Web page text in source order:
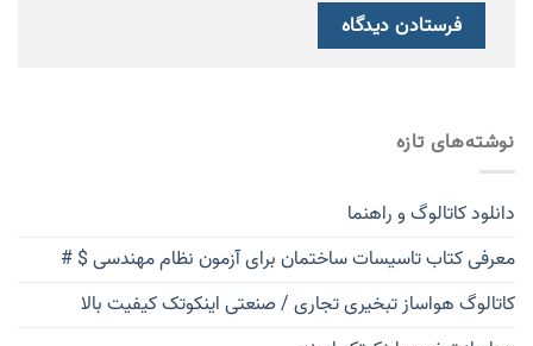
نوشته‌های تازه
دانلود کاتالوگ و راهنما
معرفی کتاب تاسیسات ساختمان برای آزمون نظام مهندسی $ #
کاتالوگ هواساز تبخیری تجاری / صنعتی اینکوتک کیفیت بالا